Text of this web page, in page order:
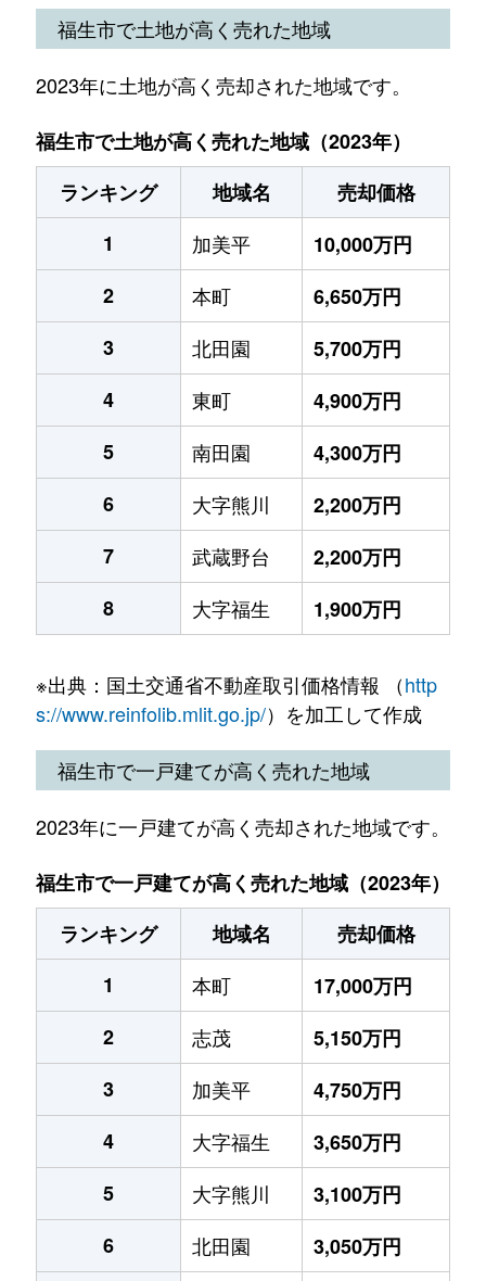
福生市で土地が高く売れた地域
2023年に土地が高く売却された地域です。
福生市で土地が高く売れた地域（2023年）
ランキング
地域名
売却価格
1
加美平
10,000万円
2
本町
6,650万円
3
北田園
5,700万円
4
東町
4,900万円
5
南田園
4,300万円
6
大字熊川
2,200万円
7
武蔵野台
2,200万円
8
大字福生 1,900万円
※出典：国土交通省不動産取引価格情報 （http
s://www.reinfolib.mlit.go.jp/）を加工して作成
福生市で一戸建てが高く売れた地域
2023年に一戸建てが高く売却された地域です。
福生市で一戸建てが高く売れた地域（2023年）
ランキング
地域名
売却価格
1
本町
17,000万円
2
志茂
5,150万円
3
加美平
4,750万円
4
大字福生
3,650万円
5
大字熊川
3,100万円
6
北田園
3,050万円